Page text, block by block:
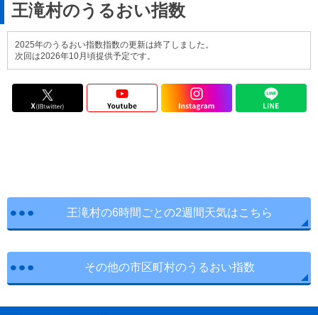
王滝村のうるおい指数
2025年のうるおい指数指数の更新は終了しました。
次回は2026年10月頃提供予定です。
王滝村の6時間ごとの2週間天気はこちら
その他の市区町村のうるおい指数